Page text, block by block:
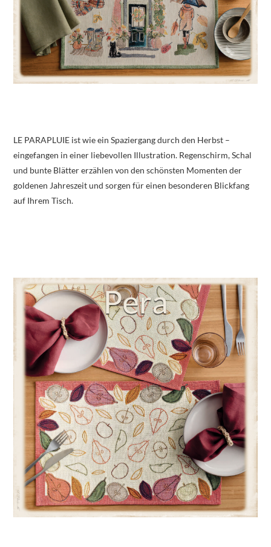
LE PARAPLUIE ist wie ein Spaziergang durch den Herbst –
eingefangen in einer liebevollen Illustration. Regenschirm, Schal
und bunte Blätter erzählen von den schönsten Momenten der
goldenen Jahreszeit und sorgen für einen besonderen Blickfang
auf Ihrem Tisch.